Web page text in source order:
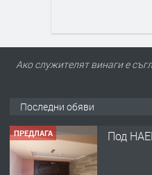
Ако служителят винаги е
Последни обяви
ПРЕДЛАГА
Нов